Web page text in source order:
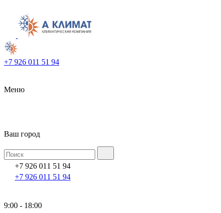
+7 926 011 51 94
Меню
Ваш город
+7 926 011 51 94
+7 926 011 51 94
9:00 - 18:00